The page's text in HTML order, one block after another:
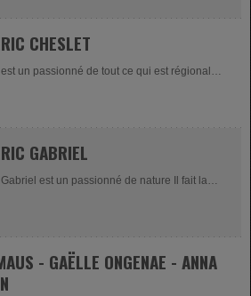
CHESLET
un passionné de tout ce qui est régional
GABRIEL
est un passionné de nature Il fait la
- GAËLLE ONGENAE - ANNA